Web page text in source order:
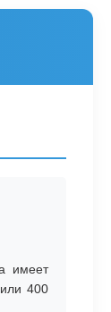
имеет
400